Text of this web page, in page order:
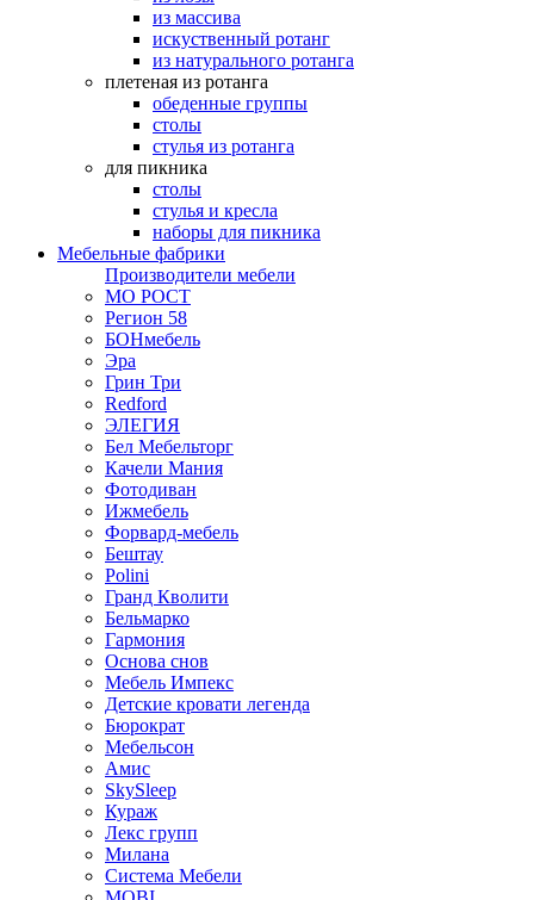
из массива
искуственный ротанг
из натурального ротанга
плетеная из ротанга
обеденные группы
столы
стулья из ротанга
для пикника
столы
стулья и кресла
наборы для пикника
Мебельные фабрики
Производители мебели
МО РОСТ
Регион 58
БОНмебель
Эра
Грин Три
Redford
ЭЛЕГИЯ
Бел Мебельторг
Качели Мания
Фотодиван
Ижмебель
Форвард-мебель
Бештау
Polini
Гранд Кволити
Бельмарко
Гармония
Основа снов
Мебель Импекс
Детские кровати легенда
Бюрократ
Мебельсон
Амис
SkySleep
Кураж
Лекс групп
Милана
Система Мебели